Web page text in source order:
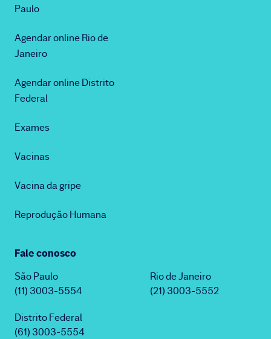
Paulo
Agendar online Rio de
Janeiro
Agendar online Distrito
Federal
Exames
Vacinas
Vacina da gripe
Reprodução Humana
Fale conosco
São Paulo
(11) 3003-5554
Rio de Janeiro
(21) 3003-5552
Distrito Federal
(61) 3003-5554